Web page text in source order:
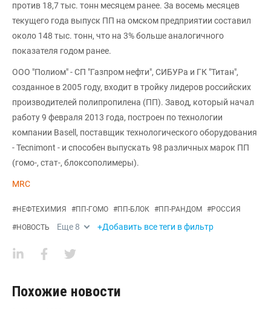
против 18,7 тыс. тонн месяцем ранее. За восемь месяцев
текущего года выпуск ПП на омском предприятии составил
около 148 тыс. тонн, что на 3% больше аналогичного
показателя годом ранее.
ООО "Полиом" - СП "Газпром нефти", СИБУРа и ГК "Титан",
созданное в 2005 году, входит в тройку лидеров российских
производителей полипропилена (ПП). Завод, который начал
работу 9 февраля 2013 года, построен по технологии
компании Basell, поставщик технологического оборудования
- Tecnimont - и способен выпускать 98 различных марок ПП
(гомо-, стат-, блоксополимеры).
MRC
#НЕФТЕХИМИЯ #ПП-ГОМО #ПП-БЛОК #ПП-РАНДОМ #РОССИЯ
#НОВОСТЬ Еще 8 +Добавить все теги в фильтр
Похожие новости